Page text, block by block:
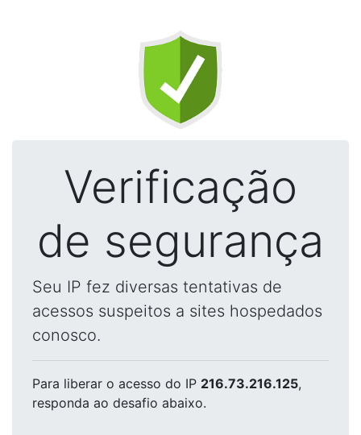
Verificação
de segurança
Seu IP fez diversas tentativas de
acessos suspeitos a sites hospedados
conosco.
Para liberar o acesso do IP 216.73.216.125,
responda ao desafio abaixo.